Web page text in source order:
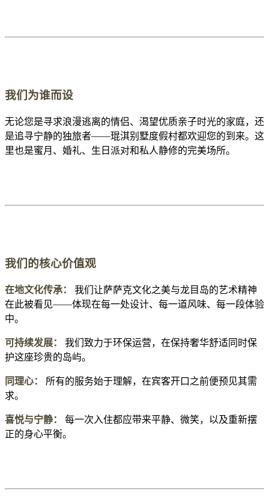
我们为谁而设
无论您是寻求浪漫逃离的情侣、渴望优质亲子时光的家庭，还
是追寻宁静的独旅者——琨淇别墅度假村都欢迎您的到来。这
里也是蜜月、婚礼、生日派对和私人静修的完美场所。
我们的核心价值观
在地文化传承：
我们让萨萨克文化之美与龙目岛的艺术精神
在此被看见——体现在每一处设计、每一道风味、每一段体验
中。
可持续发展：
我们致力于环保运营，在保持奢华舒适同时保
护这座珍贵的岛屿。
同理心：
所有的服务始于理解，在宾客开口之前便预见其需
求。
喜悦与宁静：
每一次入住都应带来平静、微笑，以及重新摆
正的身心平衡。